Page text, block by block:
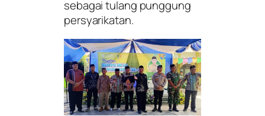
sebagai tulang punggung
persyarikatan.